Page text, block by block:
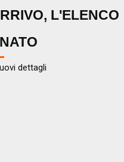
L'ELENCO
dettagli